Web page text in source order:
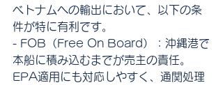
ベトナムへの輸出において、以下の条
件が特に有利です。
- FOB（Free On Board）：沖縄港で
本船に積み込むまでが売主の責任。
EPA適用にも対応しやすく、通関処理